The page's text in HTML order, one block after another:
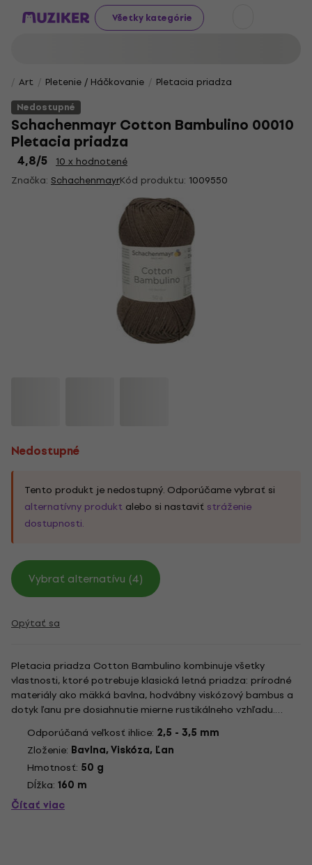
Všetky kategórie
Art Pletenie / Háčkovanie
Pletacia priadza
Nedostupné
Schachenmayr Cotton Bambulino 00010
Pletacia priadza
4,8/5
10 x hodnotené
Značka: SchachenmayrKód produktu: 1009550
Nedostupné
Tento produkt je nedostupný. Odporúčame vybrať si
alternatívny produkt alebo si nastaviť stráženie
dostupnosti.
Vybrať alternatívu (4)
Opýtať sa
Pletacia priadza Cotton Bambulino kombinuje všetky
vlastnosti, ktoré potrebuje klasická letná priadza: prírodné
materiály ako mäkká bavlna, hodvábny viskózový bambus a
dotyk ľanu pre dosiahnutie mierne rustikálneho vzhľadu.
Tieto tri vlákna sa zmiešajú a spriadajú do priadze, čím
vzniká krásny a jednotný vzhľad výsledných pletením. Pri
práci s...
Odporúčaná veľkosť ihlice: 2,5 - 3,5 mm
Zloženie: Bavlna, Viskóza, Ľan
Hmotnosť: 50 g
Dĺžka: 160 m
Čítať viac